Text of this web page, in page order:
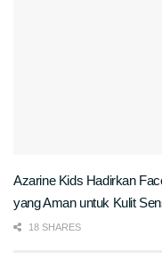
Azarine Kids Hadirkan Face Wash dan Moisturizer
yang Aman untuk Kulit
18 SHARES